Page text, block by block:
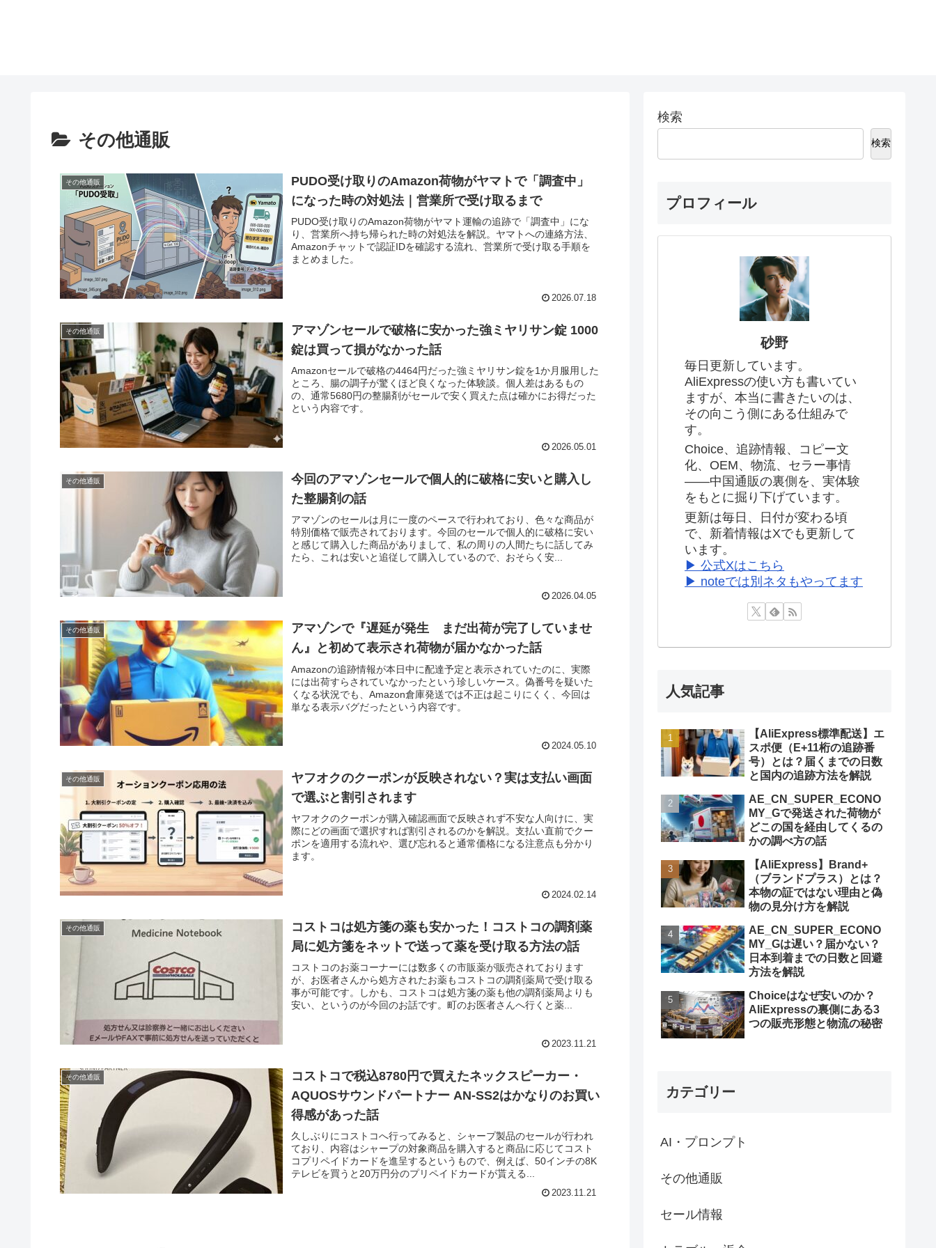
その他通販
その他通販
PUDO受け取りのAmazon荷物がヤマトで「調査中」
になった時の対処法｜営業所で受け取るまで
PUDO受け取りのAmazon荷物がヤマト運輸の追跡で「調査中」にな
り、営業所へ持ち帰られた時の対処法を解説。ヤマトへの連絡方法、
Amazonチャットで認証IDを確認する流れ、営業所で受け取る手順を
まとめました。
2026.07.18
その他通販
アマゾンセールで破格に安かった強ミヤリサン錠 1000
錠は買って損がなかった話
Amazonセールで破格の4464円だった強ミヤリサン錠を1か月服用した
ところ、腸の調子が驚くほど良くなった体験談。個人差はあるもの
の、通常5680円の整腸剤がセールで安く買えた点は確かにお得だった
という内容です。
2026.05.01
その他通販
今回のアマゾンセールで個人的に破格に安いと購入し
た整腸剤の話
アマゾンのセールは月に一度のペースで行われており、色々な商品が
特別価格で販売されております。今回のセールで個人的に破格に安い
と感じて購入した商品がありまして、私の周りの人間たちに話してみ
たら、これは安いと追従して購入しているので、おそらく安...
2026.04.05
その他通販
アマゾンで『遅延が発生 まだ出荷が完了していませ
ん』と初めて表示され荷物が届かなかった話
Amazonの追跡情報が本日中に配達予定と表示されていたのに、実際
には出荷すらされていなかったという珍しいケース。偽番号を疑いた
くなる状況でも、Amazon倉庫発送では不正は起こりにくく、今回は
単なる表示バグだったという内容です。
2024.05.10
その他通販
ヤフオクのクーポンが反映されない？実は支払い画面
で選ぶと割引されます
ヤフオクのクーポンが購入確認画面で反映されず不安な人向けに、実
際にどの画面で選択すれば割引されるのかを解説。支払い直前でクー
ポンを適用する流れや、選び忘れると通常価格になる注意点も分かり
ます。
2024.02.14
その他通販
コストコは処方箋の薬も安かった！コストコの調剤薬
局に処方箋をネットで送って薬を受け取る方法の話
コストコのお薬コーナーには数多くの市販薬が販売されております
が、お医者さんから処方されたお薬もコストコの調剤薬局で受け取る
事が可能です。しかも、コストコは処方箋の薬も他の調剤薬局よりも
安い、というのが今回のお話です。町のお医者さんへ行くと薬...
2023.11.21
その他通販
コストコで税込8780円で買えたネックスピーカー・
AQUOSサウンドパートナー AN-SS2はかなりのお買い
得感があった話
久しぶりにコストコへ行ってみると、シャープ製品のセールが行われ
ており、内容はシャープの対象商品を購入すると商品に応じてコスト
コプリペイドカードを進呈するというもので、例えば、50インチの8K
テレビを買うと20万円分のプリペイドカードが貰える...
2023.11.21
検索
検索
プロフィール
砂野
毎日更新しています。
AliExpressの使い方も書いてい
ますが、本当に書きたいのは、
その向こう側にある仕組みで
す。
Choice、追跡情報、コピー文
化、OEM、物流、セラー事情
――中国通販の裏側を、実体験
をもとに掘り下げています。
更新は毎日、日付が変わる頃
で、新着情報はXでも更新して
います。
▶ 公式Xはこちら
▶ noteでは別ネタもやってます
人気記事
【AliExpress標準配送】エ
スポ便（E+11桁の追跡番
号）とは？届くまでの日数
と国内の追跡方法を解説
AE_CN_SUPER_ECONO
MY_Gで発送された荷物が
どこの国を経由してくるの
かの調べ方の話
【AliExpress】Brand+
（ブランドプラス）とは？
本物の証ではない理由と偽
物の見分け方を解説
AE_CN_SUPER_ECONO
MY_Gは遅い？届かない？
日本到着までの日数と回避
方法を解説
Choiceはなぜ安いのか？
AliExpressの裏側にある3
つの販売形態と物流の秘密
カテゴリー
AI・プロンプト
その他通販
セール情報